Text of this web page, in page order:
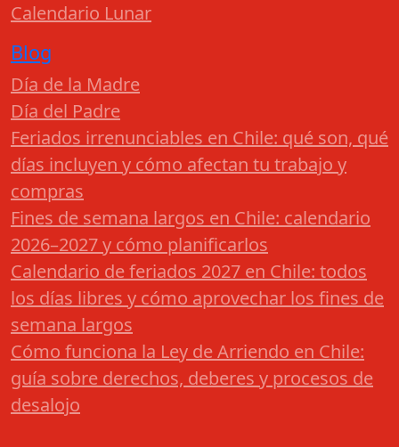
Calendario Lunar
Blog
Día de la Madre
Día del Padre
Feriados irrenunciables en Chile: qué son, qué
días incluyen y cómo afectan tu trabajo y
compras
Fines de semana largos en Chile: calendario
2026–2027 y cómo planificarlos
Calendario de feriados 2027 en Chile: todos
los días libres y cómo aprovechar los fines de
semana largos
Cómo funciona la Ley de Arriendo en Chile:
guía sobre derechos, deberes y procesos de
desalojo